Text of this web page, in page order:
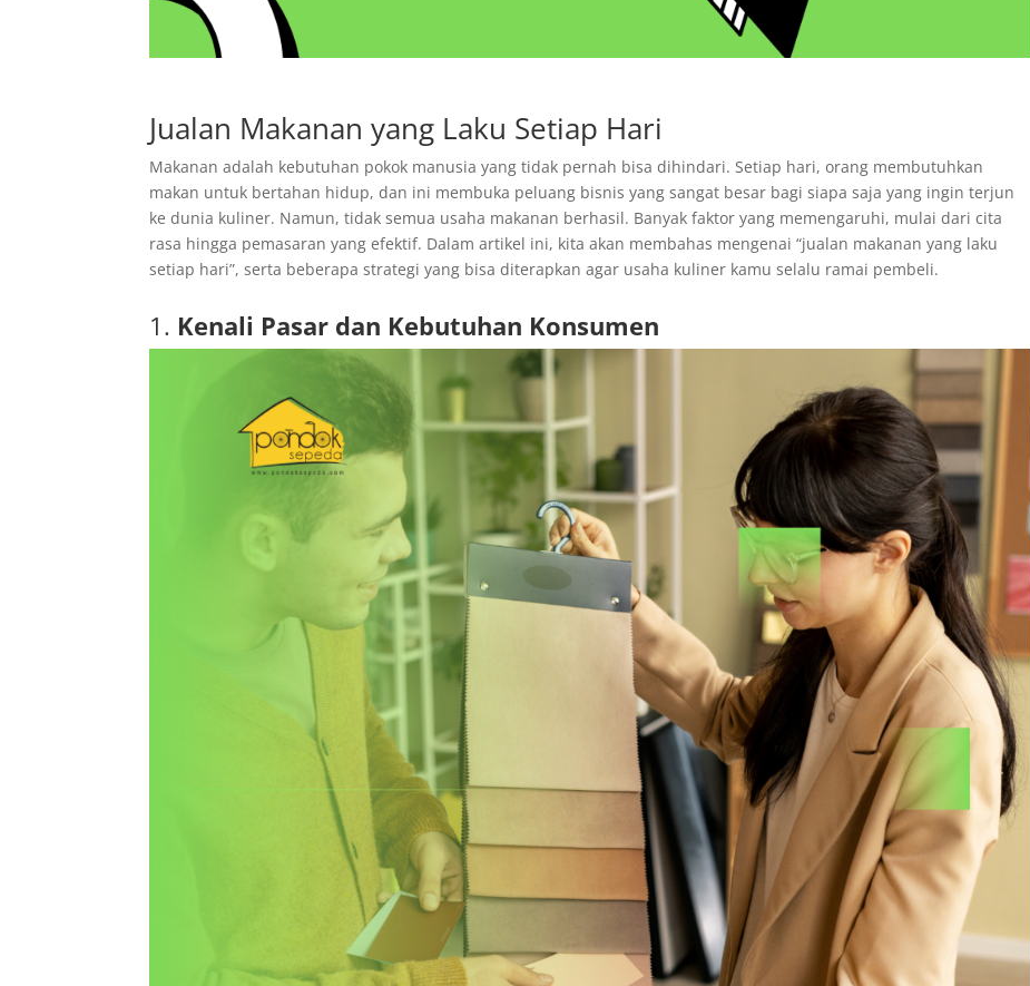
Jualan Makanan yang Laku Setiap Hari
Makanan adalah kebutuhan pokok manusia yang tidak pernah bisa dihindari. Setiap hari, orang membutuhkan
makan untuk bertahan hidup, dan ini membuka peluang bisnis yang sangat besar bagi siapa saja yang ingin terjun
ke dunia kuliner. Namun, tidak semua usaha makanan berhasil. Banyak faktor yang memengaruhi, mulai dari cita
rasa hingga pemasaran yang efektif. Dalam artikel ini, kita akan membahas mengenai “jualan makanan yang laku
setiap hari”, serta beberapa strategi yang bisa diterapkan agar usaha kuliner kamu selalu ramai pembeli.
1. Kenali Pasar dan Kebutuhan Konsumen